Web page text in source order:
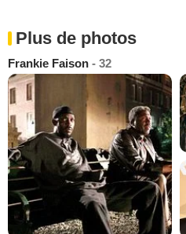
Plus de photos
Frankie Faison - 32